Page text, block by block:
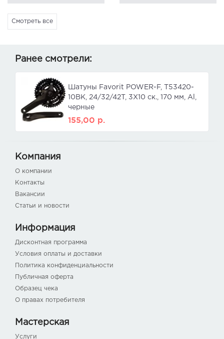
Смотреть все
Ранее смотрели:
Шатуны Favorit POWER-F, T53420-
10BK, 24/32/42T, 3X10 ск., 170 мм, Al,
черные
155,00 р.
Компания
О компании
Контакты
Вакансии
Статьи и новости
Информация
Дисконтная программа
Условия оплаты и доставки
Политика конфиденциальности
Публичная оферта
Образец чека
О правах потребителя
Мастерская
Услуги